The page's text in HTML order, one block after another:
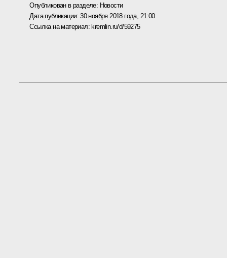
Опубликован в разделе: Новости
Дата публикации:30 ноября 2018 года, 21:00
Ссылка на материал:kremlin.ru/d/59275